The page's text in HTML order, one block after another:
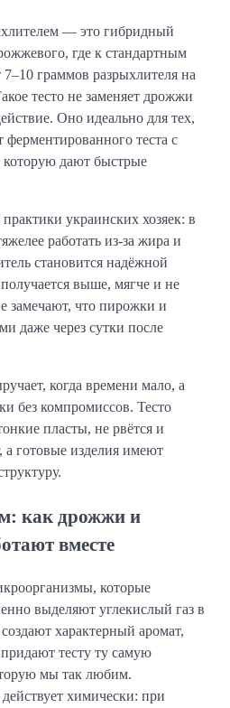
— это гибридный
где к стандартным
граммов разрыхлителя на
тесто не заменяет дрожжи
Оно идеально для тех,
ферментированного теста с
дают быстрые
украинских хозяек: в
работать из-за жира и
становится надёжной
выше, мягче и не
замечают, что пирожки и
даже через сутки после
когда времени мало, а
без компромиссов. Тесто
пласты, не рвётся и
готовые изделия имеют
как дрожжи и
вместе
которые
выделяют углекислый газ в
характерный аромат,
тесту ту самую
мы так любим.
химически: при